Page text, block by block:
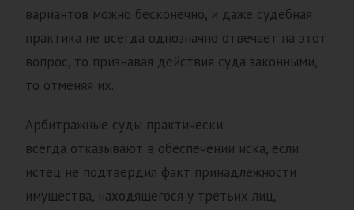
вариантов можно бесконечно, и даже судебная
практика не всегда однозначно отвечает на этот
вопрос, то признавая действия суда законными,
то отменяя их.
Арбитражные суды практически
всегда отказывают в обеспечении иска, если
истец не подтвердил факт принадлежности
имущества, находящегося у третьих лиц,